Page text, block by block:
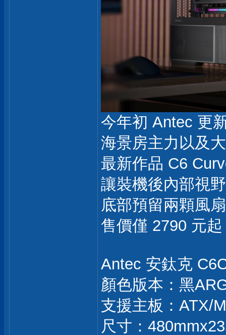
今年初 Antec 更
海景房主力以及
最新作品 C6
讓裝機後內部視
底部預留兩顆風
售價僅 2790 元
Antec 安鈦克
顏色版本：黑
支援主板：ATX/
尺寸：